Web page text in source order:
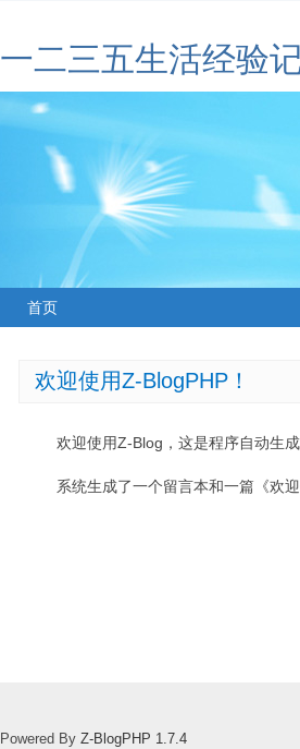
一二三五生活经验
首页
欢迎使用Z-BlogPHP！
欢迎使用Z-Blog，这是程序自动生
系统生成了一个留言本和一篇《欢
Powered By Z-BlogPHP 1.7.4